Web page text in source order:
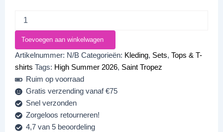
Toevoegen aan winkelwagen
Artikelnummer: N/B Categorieën: Kleding, Sets, Tops & T-
shirts Tags: High Summer 2026, Saint Tropez
Ruim op voorraad
Gratis verzending vanaf €75
Snel verzonden
Zorgeloos retourneren!
4,7 van 5 beoordeling